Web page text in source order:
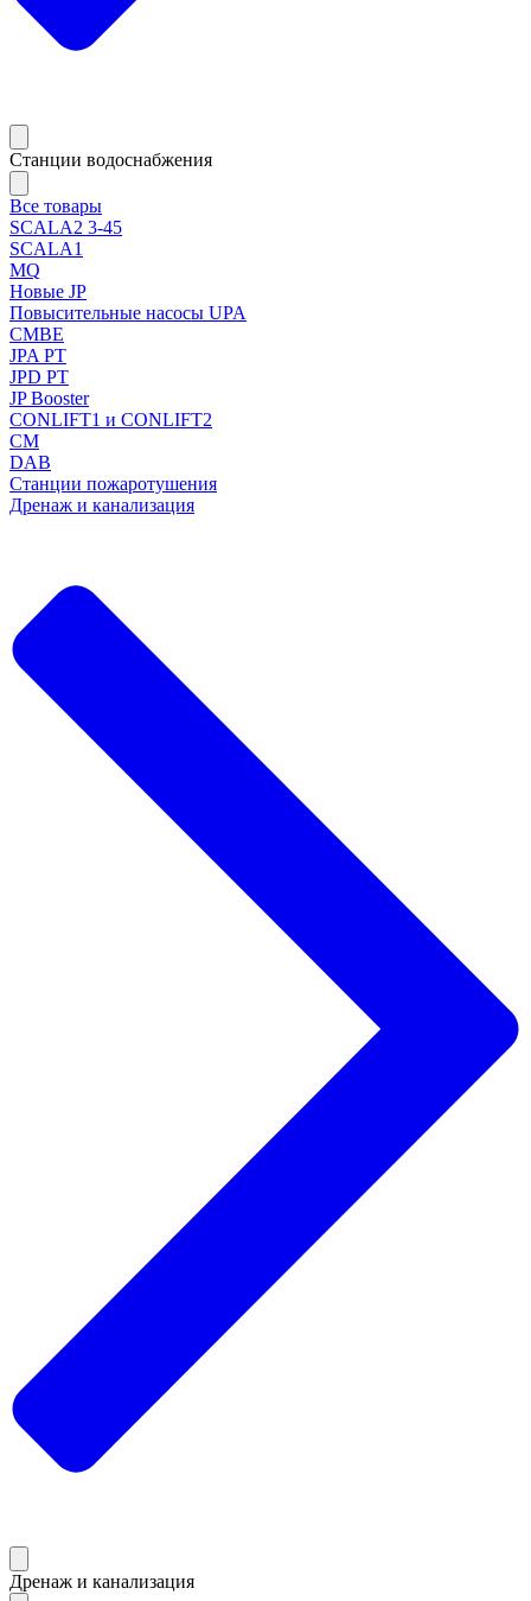
Станции водоснабжения
Все товары
SCALA2 3-45
SCALA1
MQ
Новые JP
Повысительные насосы UPA
CMBE
JPA PT
JPD PT
JP Booster
CONLIFT1 и CONLIFT2
CM
DAB
Станции пожаротушения
Дренаж и канализация
Дренаж и канализация